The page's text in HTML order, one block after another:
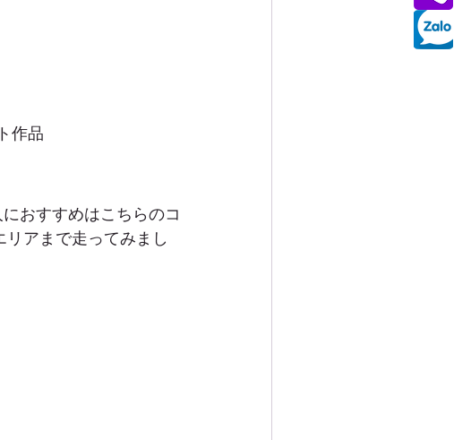
作品
おすすめはこちらのコ
アまで走ってみまし